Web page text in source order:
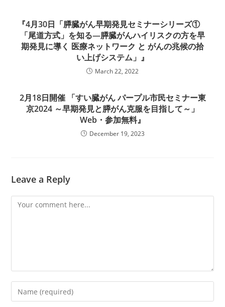
『4月30日「膵臓がん早期発見セミナーシリーズ①
「尾道方式」を知る―膵臓がんハイリスクの方を早
期発見に導く 医療ネットワーク と がんの兆候の拾
い上げシステム」』
March 22, 2022
2月18日開催 「すい臓がん パープル市民セミナー東
京2024 ～早期発見と膵がん克服を目指して～」
Web・参加無料』
December 19, 2023
Leave a Reply
Comment
Enter
your